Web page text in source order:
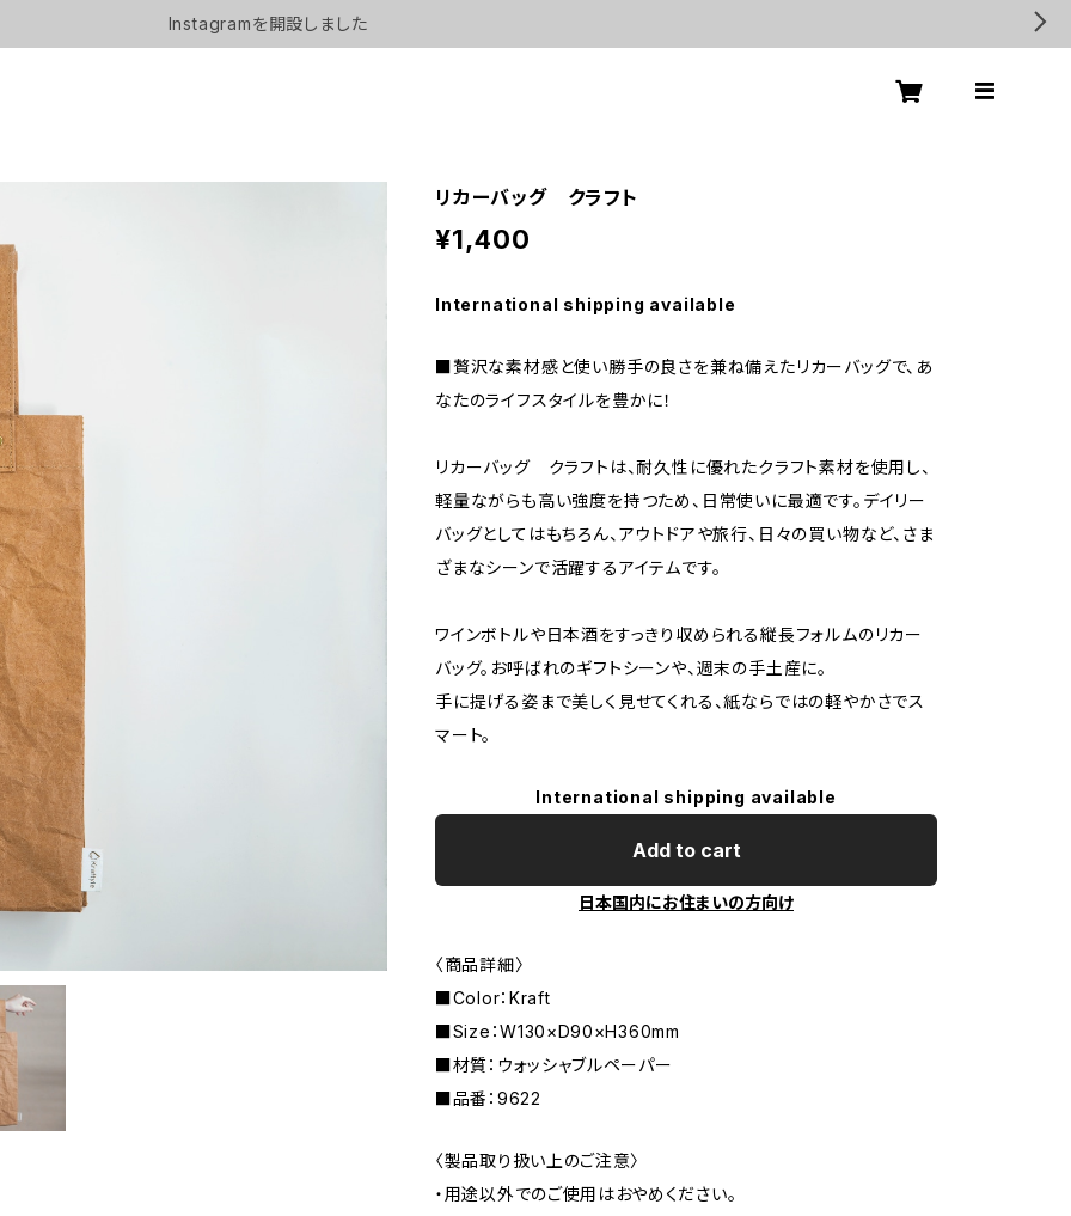
Instagramを開設しました
リカーバッグ クラフト
¥1,400
International shipping available
■贅沢な素材感と使い勝手の良さを兼ね備えたリカーバッグで、あ
なたのライフスタイルを豊かに！
リカーバッグ クラフトは、耐久性に優れたクラフト素材を使用し、
軽量ながらも高い強度を持つため、日常使いに最適です。デイリー
バッグとしてはもちろん、アウトドアや旅行、日々の買い物など、さま
ざまなシーンで活躍するアイテムです。
ワインボトルや日本酒をすっきり収められる縦長フォルムのリカー
バッグ。お呼ばれのギフトシーンや、週末の手土産に。
手に提げる姿まで美しく見せてくれる、紙ならではの軽やかさでス
マート。
International shipping available
Add to cart
日本国内にお住まいの方向け
〈商品詳細〉
■Color：Kraft
■Size：W130×D90×H360mm
■材質：ウォッシャブルペーパー
■品番：9622
〈製品取り扱い上のご注意〉
・用途以外でのご使用はおやめください。